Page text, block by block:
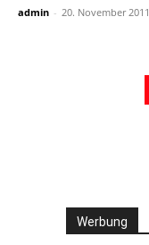
admin - 20. November 2011
Werbung